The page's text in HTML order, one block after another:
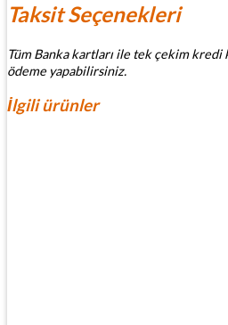
Taksit Seçenekleri
Tüm Banka kartları ile tek çekim
ödeme yapabilirsiniz.
İlgili ürünler